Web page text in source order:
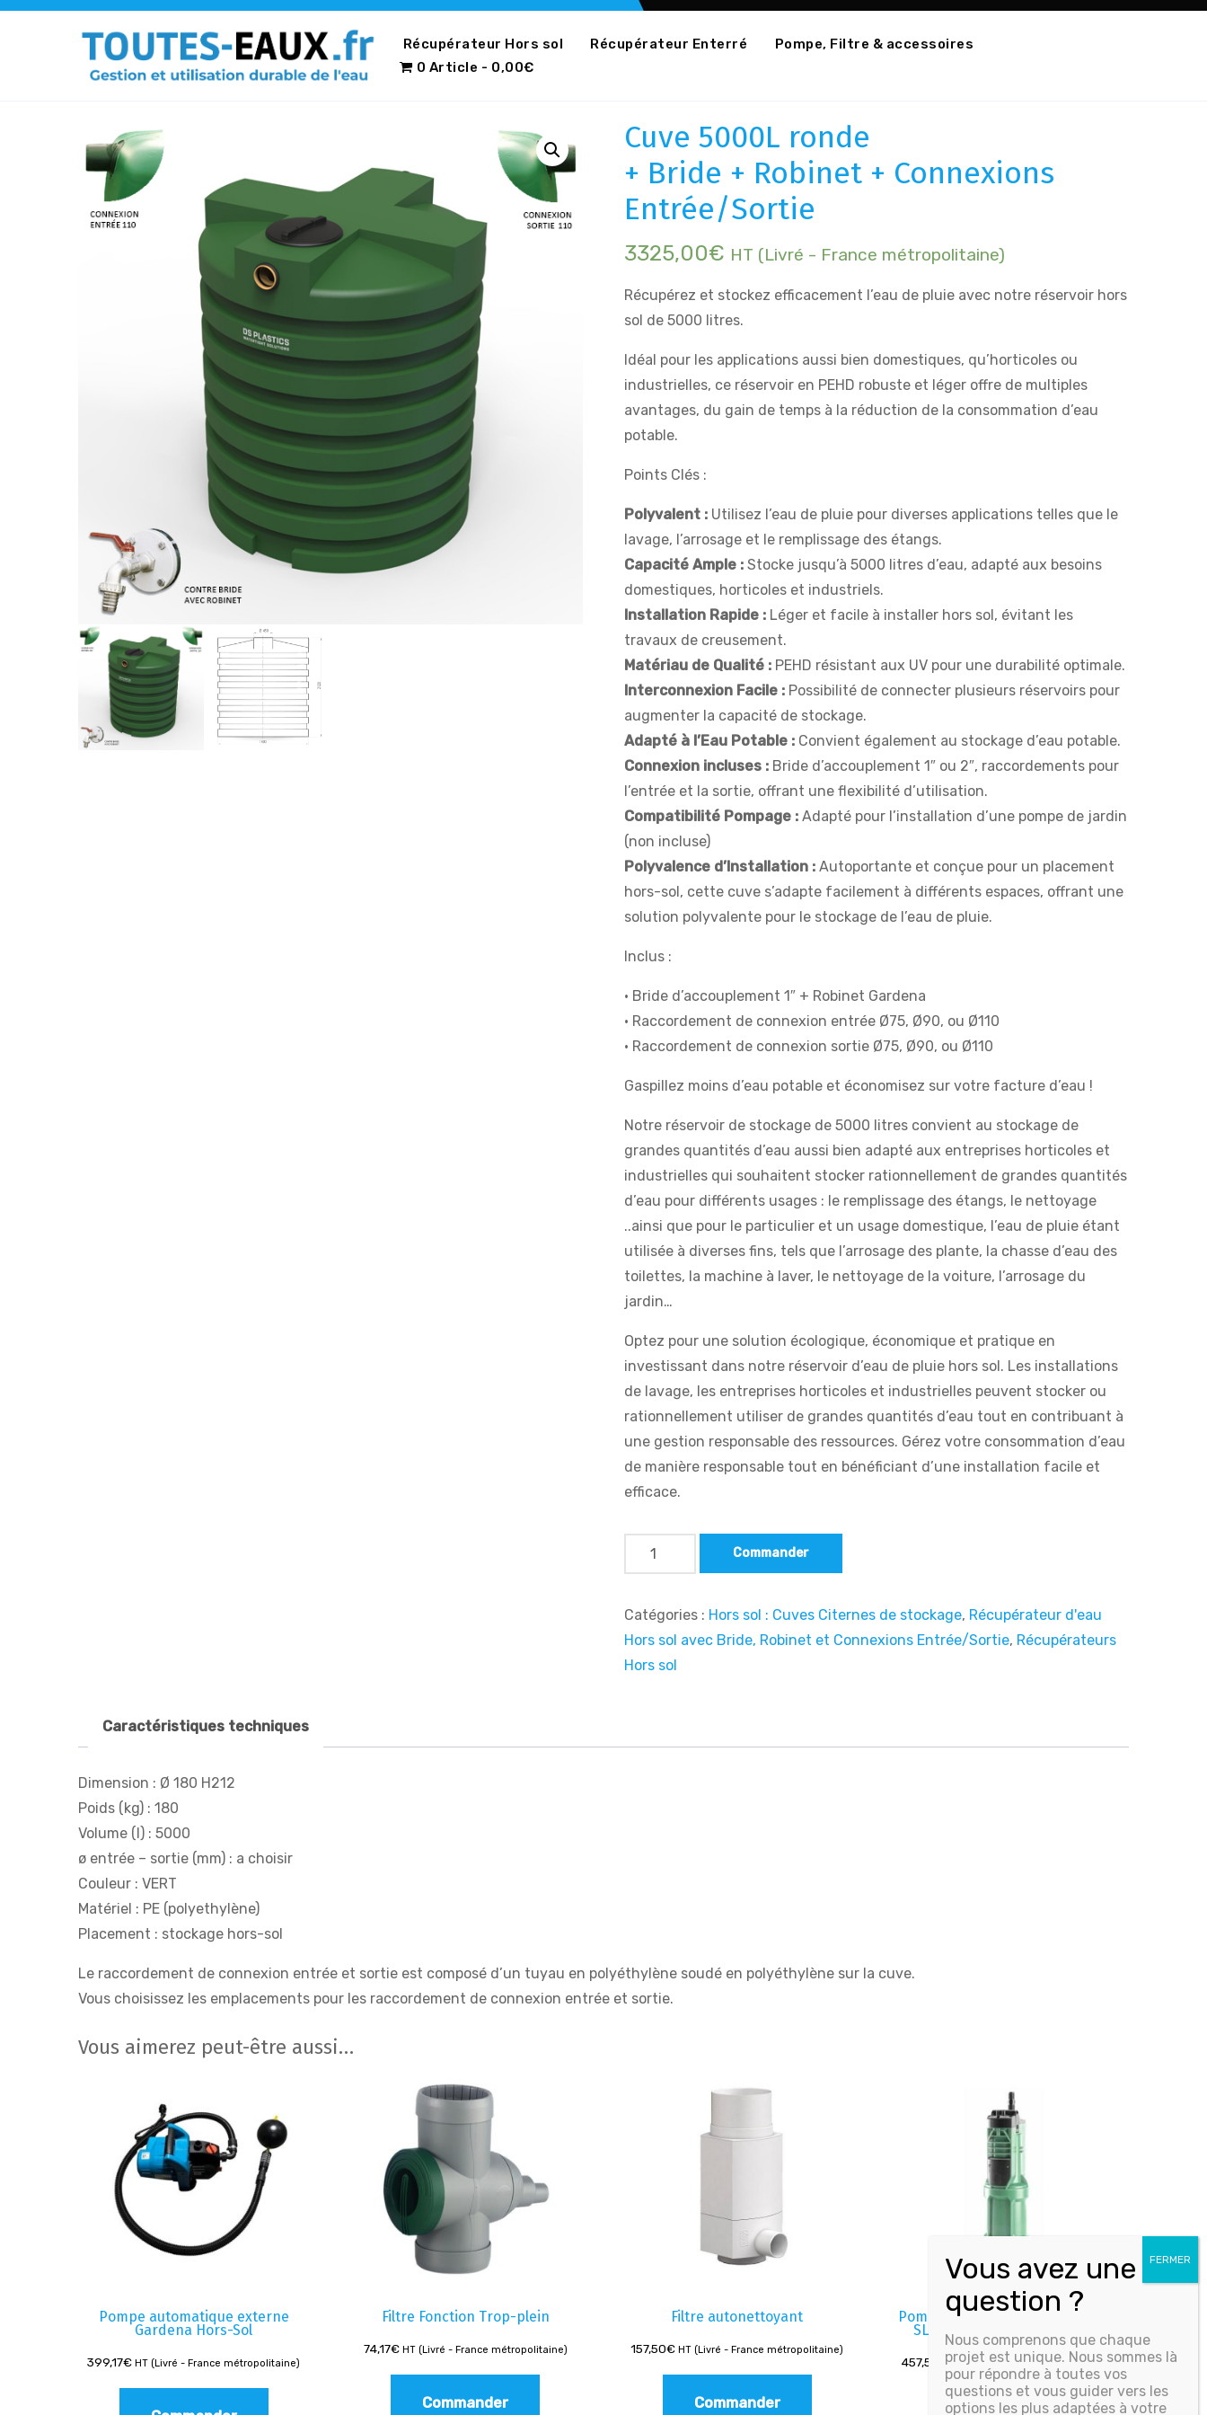
Récupérateur Hors sol Récupérateur Enterré
Pompe, Filtre & accessoires
0 Article
0,00€
Cuve 5000L ronde
+ Bride + Robinet + Connexions
Entrée/Sortie
3325,00€ HT (Livré - France métropolitaine)
Récupérez et stockez efficacement l’eau de pluie avec notre réservoir hors
sol de 5000 litres.
Idéal pour les applications aussi bien domestiques, qu’horticoles ou
industrielles, ce réservoir en PEHD robuste et léger offre de multiples
avantages, du gain de temps à la réduction de la consommation d’eau
potable.
Points Clés :
Polyvalent : Utilisez l’eau de pluie pour diverses applications telles que le
lavage, l’arrosage et le remplissage des étangs.
Capacité Ample : Stocke jusqu’à 5000 litres d’eau, adapté aux besoins
domestiques, horticoles et industriels.
Installation Rapide : Léger et facile à installer hors sol, évitant les
travaux de creusement.
Matériau de Qualité : PEHD résistant aux UV pour une durabilité optimale.
Interconnexion Facile : Possibilité de connecter plusieurs réservoirs pour
augmenter la capacité de stockage.
Adapté à l’Eau Potable : Convient également au stockage d’eau potable.
Connexion incluses : Bride d’accouplement 1″ ou 2″, raccordements pour
l’entrée et la sortie, offrant une flexibilité d’utilisation.
Compatibilité Pompage : Adapté pour l’installation d’une pompe de jardin
(non incluse)
Polyvalence d’Installation : Autoportante et conçue pour un placement
hors-sol, cette cuve s’adapte facilement à différents espaces, offrant une
solution polyvalente pour le stockage de l’eau de pluie.
Inclus :
• Bride d’accouplement 1″ + Robinet Gardena
• Raccordement de connexion entrée Ø75, Ø90, ou Ø110
• Raccordement de connexion sortie Ø75, Ø90, ou Ø110
Gaspillez moins d’eau potable et économisez sur votre facture d’eau !
Notre réservoir de stockage de 5000 litres convient au stockage de
grandes quantités d’eau aussi bien adapté aux entreprises horticoles et
industrielles qui souhaitent stocker rationnellement de grandes quantités
d’eau pour différents usages : le remplissage des étangs, le nettoyage
..ainsi que pour le particulier et un usage domestique, l’eau de pluie étant
utilisée à diverses fins, tels que l’arrosage des plante, la chasse d’eau des
toilettes, la machine à laver, le nettoyage de la voiture, l’arrosage du
jardin…
Optez pour une solution écologique, économique et pratique en
investissant dans notre réservoir d’eau de pluie hors sol. Les installations
de lavage, les entreprises horticoles et industrielles peuvent stocker ou
rationnellement utiliser de grandes quantités d’eau tout en contribuant à
une gestion responsable des ressources. Gérez votre consommation d’eau
de manière responsable tout en bénéficiant d’une installation facile et
efficace.
Commander
Catégories : Hors sol : Cuves Citernes de stockage, Récupérateur d'eau
Hors sol avec Bride, Robinet et Connexions Entrée/Sortie, Récupérateurs
Hors sol
Caractéristiques techniques
Dimension : Ø 180 H212
Poids (kg) : 180
Volume (l) : 5000
ø entrée – sortie (mm) : a choisir
Couleur : VERT
Matériel : PE (polyethylène)
Placement : stockage hors-sol
Le raccordement de connexion entrée et sortie est composé d’un tuyau en polyéthylène soudé en polyéthylène sur la cuve.
Vous choisissez les emplacements pour les raccordement de connexion entrée et sortie.
Vous aimerez peut-être aussi…
Pompe automatique externe
Gardena Hors-Sol
399,17€ HT (Livré - France métropolitaine)
Filtre Fonction Trop-plein
74,17€ HT (Livré - France métropolitaine)
Commander
Filtre autonettoyant
157,50€ HT (Livré - France métropolitaine)
Commander
Pompe submersible automatique
SLIM RAIN DIVERTRON 1900X
457,50 € HT (Livré - France métropolitaine)
Nous comprenons que chaque
projet est unique. Nous sommes là
pour répondre à toutes vos
questions et vous guider vers les
options les plus adaptées à votre